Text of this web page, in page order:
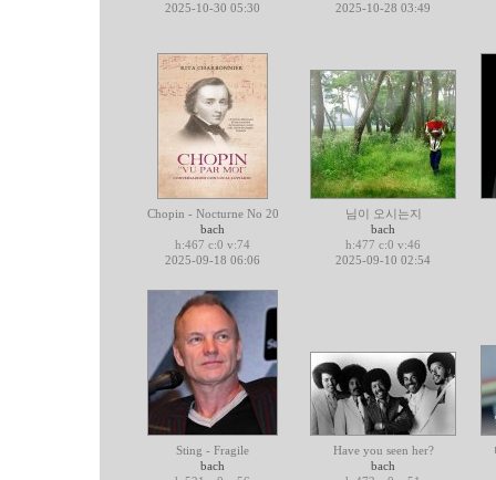
2025-10-30 05:30
2025-10-28 03:49
Chopin - Nocturne No 20
bach
h:467 c:0 v:74
2025-09-18 06:06
님이 오시는지
bach
h:477 c:0 v:46
2025-09-10 02:54
Sting - Fragile
bach
Have you seen her?
bach